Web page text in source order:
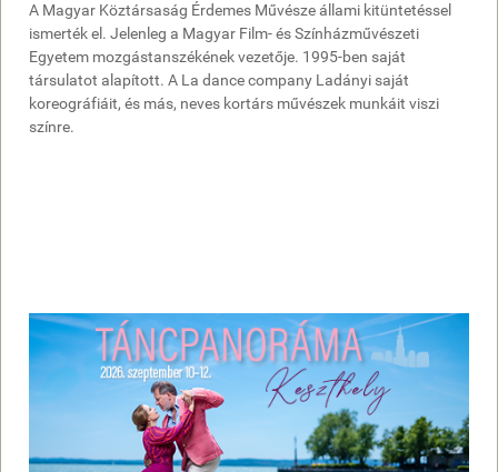
A Magyar Köztársaság Érdemes Művésze állami kitüntetéssel
ismerték el. Jelenleg a Magyar Film- és Színházművészeti
Egyetem mozgástanszékének vezetője. 1995-ben saját
társulatot alapított. A La dance company Ladányi saját
koreográfiáit, és más, neves kortárs művészek munkáit viszi
színre.